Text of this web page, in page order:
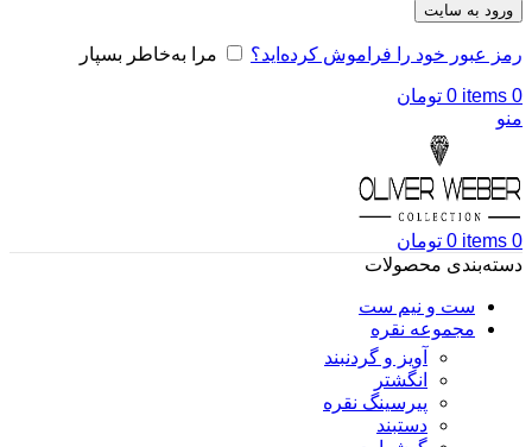
ورود به سایت
رمز عبور خود را فراموش کرده‌اید؟ مرا به‌خاطر بسپار
0
items
0 تومان
منو
0
items
0 تومان
دسته‌بندی محصولات
ست و نیم ست
مجموعه نقره
آویز و گردنبند
انگشتر
پیرسینگ نقره
دستبند